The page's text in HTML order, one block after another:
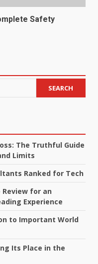
Safety
SEARCH
The Truthful Guide
Limits
Ranked for Tech
Review for an
Experience
to Important World
Its Place in the